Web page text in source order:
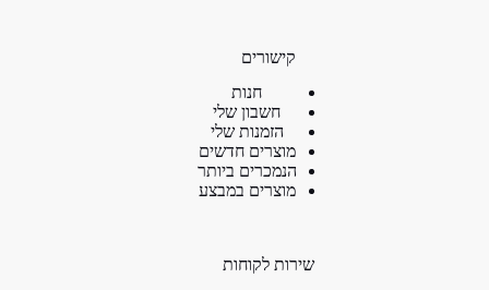
קישורים
חנות
חשבון שלי
הזמנות שלי
מוצרים חדשים
הנמכרים ביותר
מוצרים במבצע
שירות לקוחות